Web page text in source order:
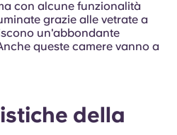
con alcune funzionalità
grazie alle vetrate a
un'abbondante
queste camere vanno a
della